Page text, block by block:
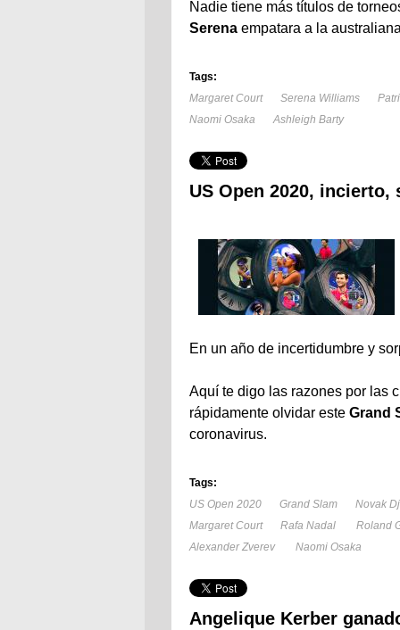
Nadie tiene más títulos de
Serena empatara a la
Tags:
Margaret Court
Serena Williams
Naomi Osaka
Ashleigh Barty
US Open 2020,
En un año de incertidumbre y
Aquí te digo las razones por las
rápidamente olvidar este Grand
coronavirus.
Tags:
US Open 2020
Grand Slam
Novak
Margaret Court
Rafa Nadal
Roland
Alexander Zverev
Naomi Osaka
Angelique Kerber